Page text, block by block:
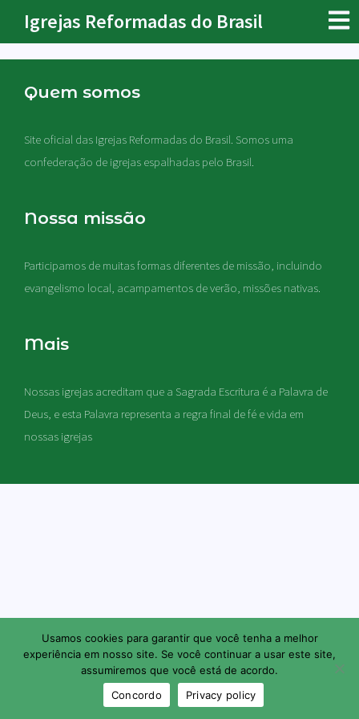
Igrejas Reformadas do Brasil
Quem somos
Site oficial das Igrejas Reformadas do Brasil. Somos uma
confederação de igrejas espalhadas pelo Brasil.
Nossa missão
Participamos de muitas formas diferentes de missão, incluindo
evangelismo local, acampamentos de verão, missões nativas.
Mais
Nossas igrejas acreditam que a Sagrada Escritura é a Palavra de
Deus, e esta Palavra representa a regra final de fé e vida em
nossas igrejas
Usamos cookies para garantir que você tenha a melhor
experiência em nosso site. Se você continuar a usar este site,
assumiremos que você está de acordo.
Concordo
Privacy policy